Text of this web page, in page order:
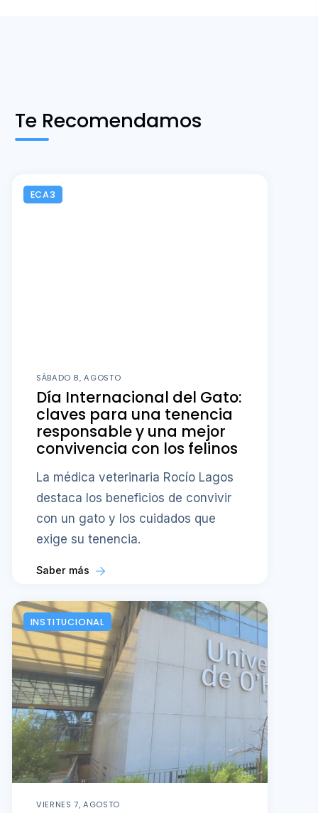
Te Recomendamos
ECA3
SÁBADO 8, AGOSTO
Día Internacional del Gato:
claves para una tenencia
responsable y una mejor
convivencia con los felinos
La médica veterinaria Rocío Lagos
destaca los beneficios de convivir
con un gato y los cuidados que
exige su tenencia.
Saber más
INSTITUCIONAL
VIERNES 7, AGOSTO